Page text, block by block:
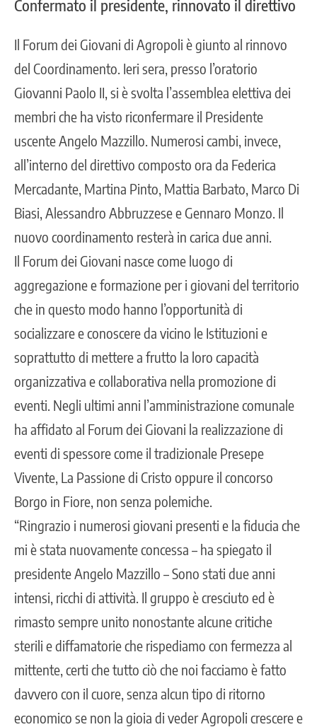
Confermato il presidente, rinnovato il direttivo
Il Forum dei Giovani di Agropoli è giunto al rinnovo
del Coordinamento. Ieri sera, presso l’oratorio
Giovanni Paolo II, si è svolta l’assemblea elettiva dei
membri che ha visto riconfermare il Presidente
uscente Angelo Mazzillo. Numerosi cambi, invece,
all’interno del direttivo composto ora da Federica
Mercadante, Martina Pinto, Mattia Barbato, Marco Di
Biasi, Alessandro Abbruzzese e Gennaro Monzo. Il
nuovo coordinamento resterà in carica due anni.
Il Forum dei Giovani nasce come luogo di
aggregazione e formazione per i giovani del territorio
che in questo modo hanno l’opportunità di
socializzare e conoscere da vicino le Istituzioni e
soprattutto di mettere a frutto la loro capacità
organizzativa e collaborativa nella promozione di
eventi. Negli ultimi anni l’amministrazione comunale
ha affidato al Forum dei Giovani la realizzazione di
eventi di spessore come il tradizionale Presepe
Vivente, La Passione di Cristo oppure il concorso
Borgo in Fiore, non senza polemiche.
“Ringrazio i numerosi giovani presenti e la fiducia che
mi è stata nuovamente concessa – ha spiegato il
presidente Angelo Mazzillo – Sono stati due anni
intensi, ricchi di attività. Il gruppo è cresciuto ed è
rimasto sempre unito nonostante alcune critiche
sterili e diffamatorie che rispediamo con fermezza al
mittente, certi che tutto ciò che noi facciamo è fatto
davvero con il cuore, senza alcun tipo di ritorno
economico se non la gioia di veder Agropoli crescere e